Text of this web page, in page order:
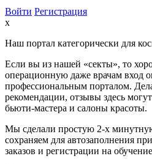
Войти Регистрация
x
Наш портал категорически для
Если вы из нашей «секты», то
операционную даже врачам вход
профессиональным порталом.
рекомендации, отзывы здесь
бьюти-мастера и салоны красоты.
Мы сделали простую 2-х
сохраняем для автозаполнения
заказов и регистрации на